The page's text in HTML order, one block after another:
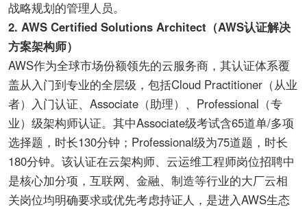
战略规划的管理人员。
2. AWS Certified Solutions Architect（AWS认证解决
方案架构师）
AWS作为全球市场份额领先的云服务商，其认证体系覆
盖从入门到专业的全层级，包括Cloud Practitioner（从业
者）入门认证、Associate（助理）、Professional（专
业）级架构师认证。其中Associate级考试含65道单/多项
选择题，时长130分钟；Professional级为75道题，时长
180分钟。该认证在云架构师、云运维工程师岗位招聘中
是核心加分项，互联网、金融、制造等行业的大厂云相
关岗位均明确要求或优先考虑持证人，是进入AWS生态